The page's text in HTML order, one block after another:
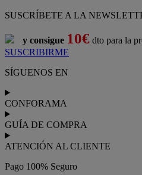
SUSCRÍBETE A LA
y consigue 10€ dto para la
SUSCRIBIRME
SÍGUENOS EN
CONFORAMA
GUÍA DE COMPRA
ATENCIÓN AL CLIENTE
Pago 100% Seguro